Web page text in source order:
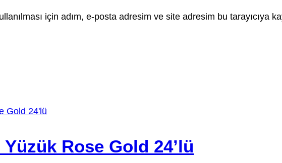
için adım, e-posta adresim ve site adresim bu tarayıcıya
Rose Gold 24’lü